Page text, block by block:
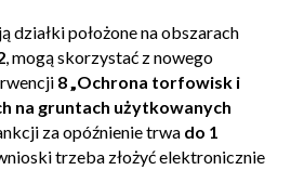
działki położone na obszarach
, mogą skorzystać z nowego
8 „Ochrona torfowisk i
na gruntach użytkowanych
za opóźnienie trwa do 1
trzeba złożyć elektronicznie